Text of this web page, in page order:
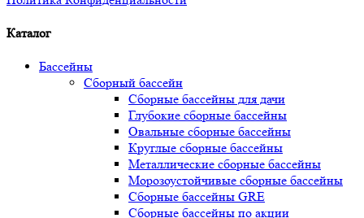
Каталог
Бассейны
Сборный бассейн
Сборные бассейны для дачи
Глубокие сборные бассейны
Овальные сборные бассейны
Круглые сборные бассейны
Металлические сборные бассейны
Морозоустойчивые сборные бассейны
Сборные бассейны GRE
Сборные бассейны по акции